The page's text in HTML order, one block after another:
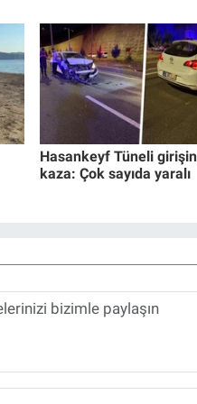
Hasankeyf Tüneli
kaza: Çok sayıda yaralı